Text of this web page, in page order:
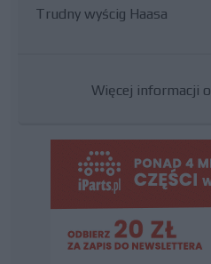
Trudny wyścig Haasa
Więcej informacji o